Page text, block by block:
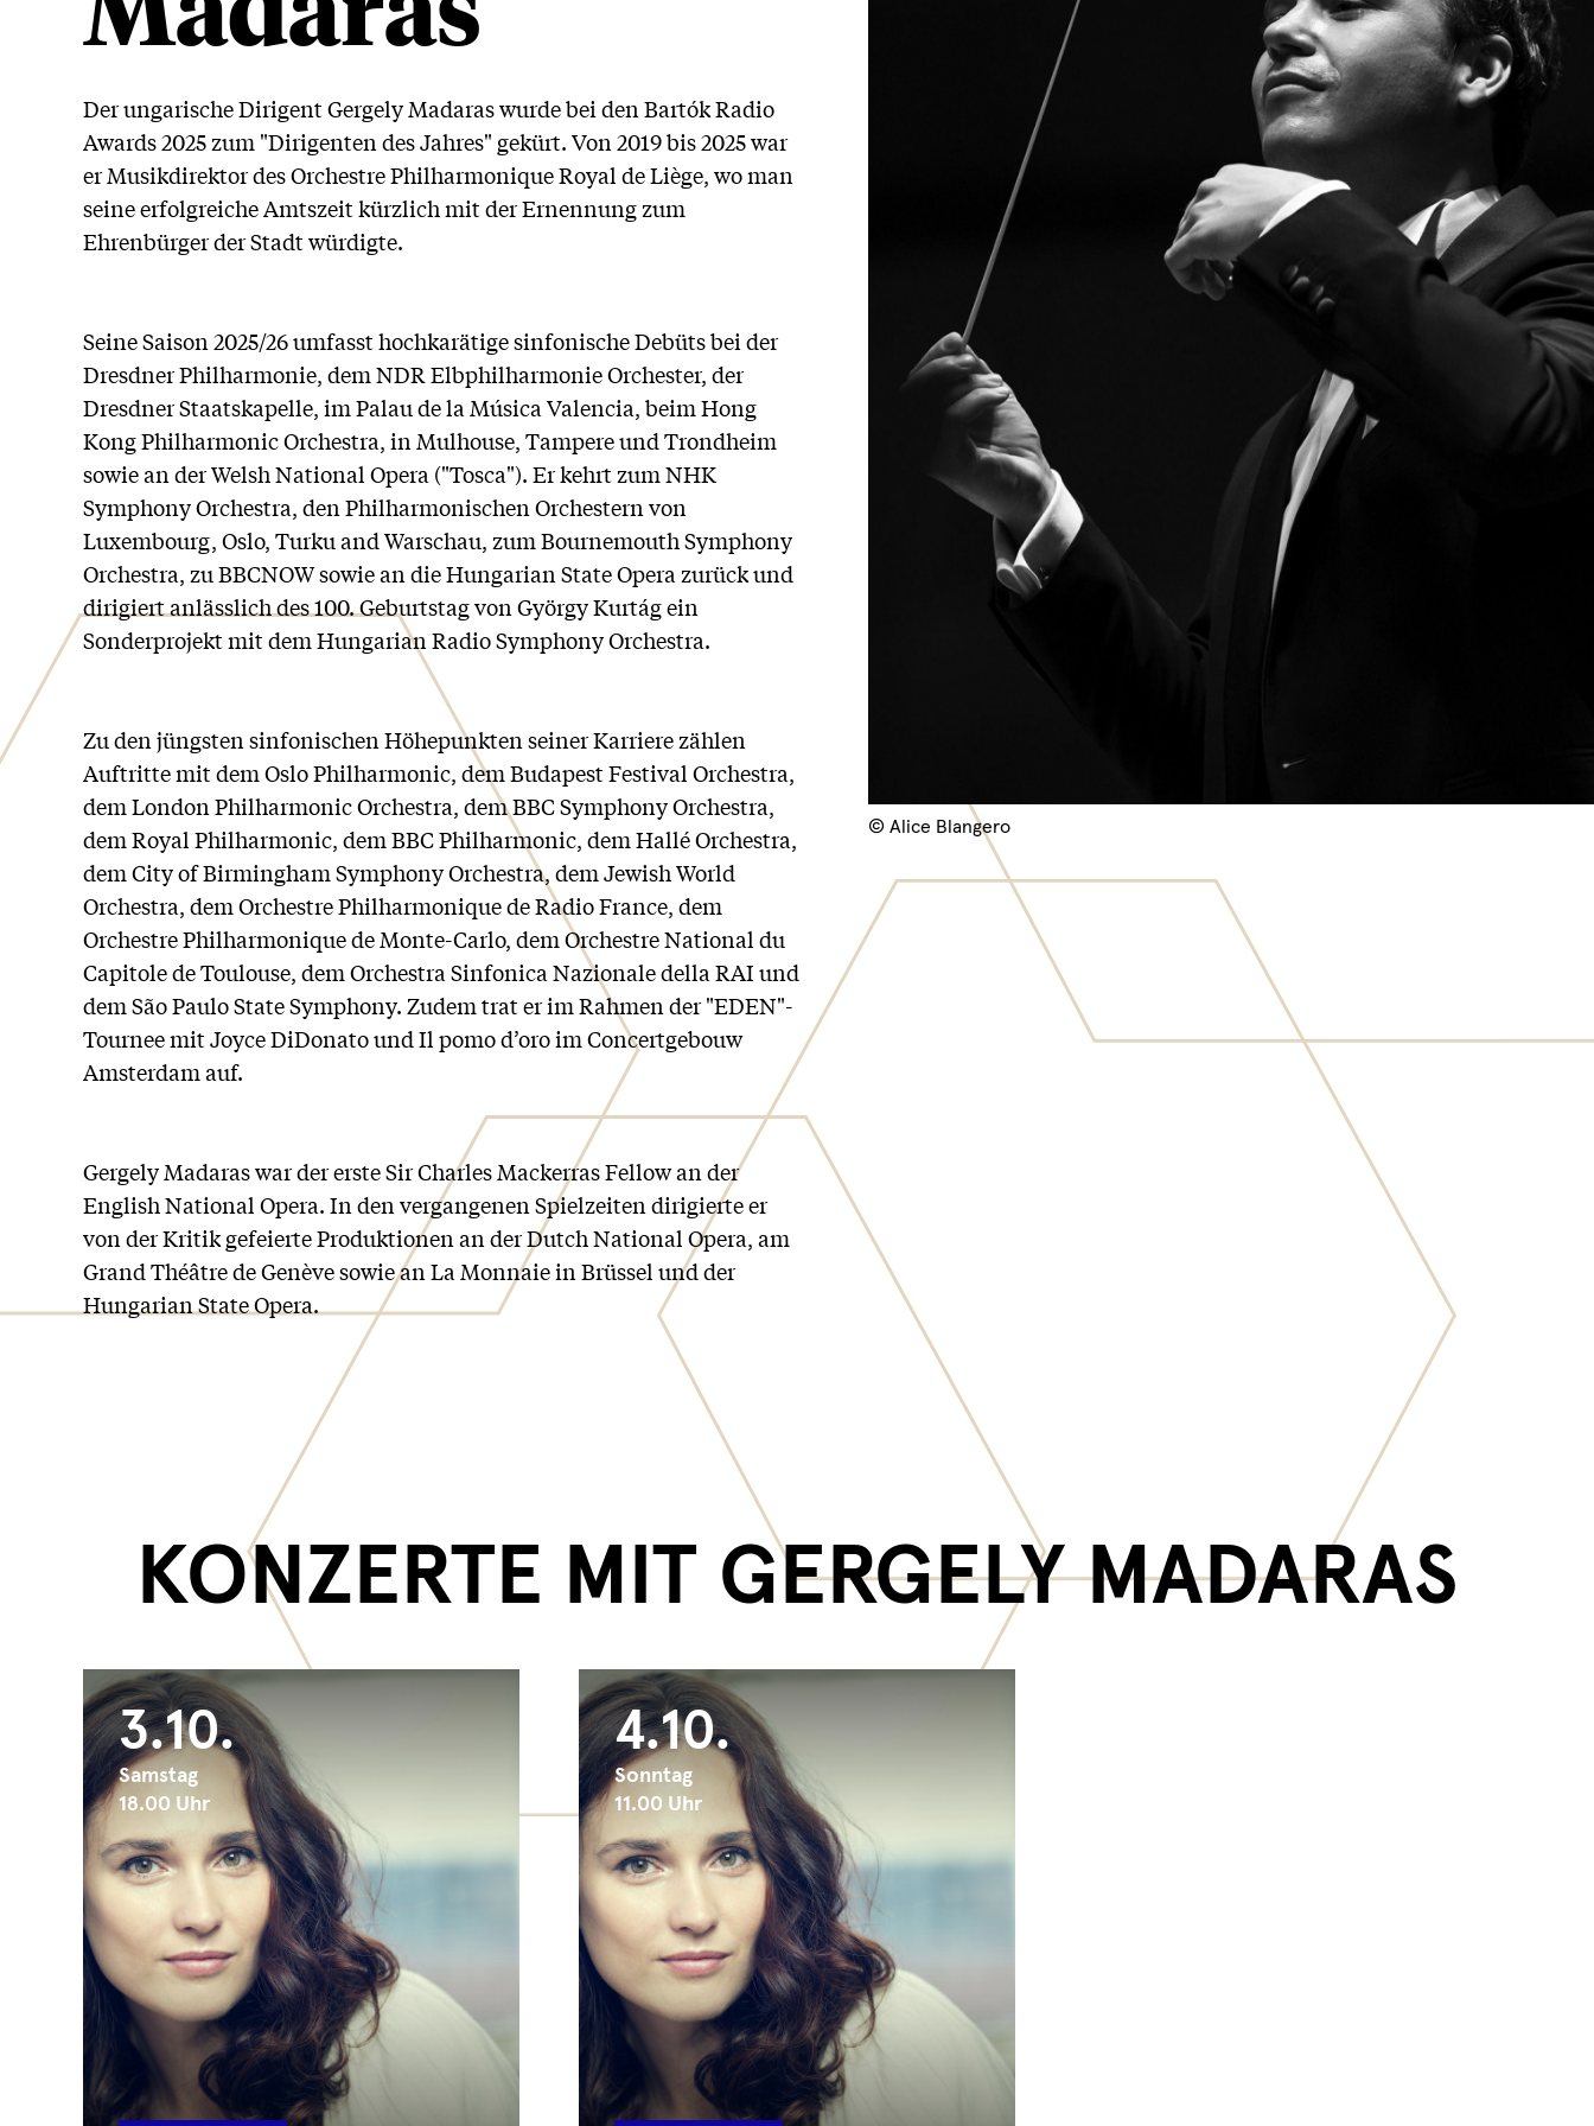
© Alice Blangero
Der ungarische Dirigent Gergely Madaras wurde bei den Bartók Radio
Awards 2025 zum "Dirigenten des Jahres" gekürt. Von 2019 bis 2025 war
er Musikdirektor des Orchestre Philharmonique Royal de Liège, wo man
seine erfolgreiche Amtszeit kürzlich mit der Ernennung zum
Ehrenbürger der Stadt würdigte.
Seine Saison 2025/26 umfasst hochkarätige sinfonische Debüts bei der
Dresdner Philharmonie, dem NDR Elbphilharmonie Orchester, der
Dresdner Staatskapelle, im Palau de la Música Valencia, beim Hong
Kong Philharmonic Orchestra, in Mulhouse, Tampere und Trondheim
sowie an der Welsh National Opera ("Tosca"). Er kehrt zum NHK
Symphony Orchestra, den Philharmonischen Orchestern von
Luxembourg, Oslo, Turku and Warschau, zum Bournemouth Symphony
Orchestra, zu BBCNOW sowie an die Hungarian State Opera zurück und
dirigiert anlässlich des 100. Geburtstag von György Kurtág ein
Sonderprojekt mit dem Hungarian Radio Symphony Orchestra.
Zu den jüngsten sinfonischen Höhepunkten seiner Karriere zählen
Auftritte mit dem Oslo Philharmonic, dem Budapest Festival Orchestra,
dem London Philharmonic Orchestra, dem BBC Symphony Orchestra,
dem Royal Philharmonic, dem BBC Philharmonic, dem Hallé Orchestra,
dem City of Birmingham Symphony Orchestra, dem Jewish World
Orchestra, dem Orchestre Philharmonique de Radio France, dem
Orchestre Philharmonique de Monte-Carlo, dem Orchestre National du
Capitole de Toulouse, dem Orchestra Sinfonica Nazionale della RAI und
dem São Paulo State Symphony. Zudem trat er im Rahmen der "EDEN"-
Tournee mit Joyce DiDonato und Il pomo d’oro im Concertgebouw
Amsterdam auf.
Gergely Madaras war der erste Sir Charles Mackerras Fellow an der
English National Opera. In den vergangenen Spielzeiten dirigierte er
von der Kritik gefeierte Produktionen an der Dutch National Opera, am
Grand Théâtre de Genève sowie an La Monnaie in Brüssel und der
Hungarian State Opera.
KONZERTE MIT GERGELY MADARAS
3.10.
Samstag
18.00 Uhr
4.10.
Sonntag
11.00 Uhr